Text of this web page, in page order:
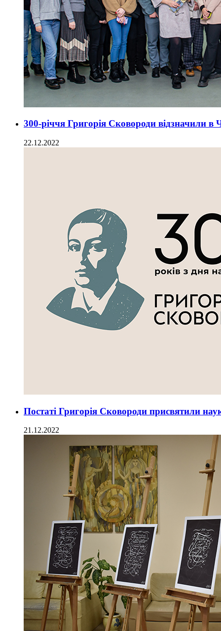
300-річчя Григорія Сковороди відзначили
22.12.2022
Постаті Григорія Сковороди присвятили
21.12.2022